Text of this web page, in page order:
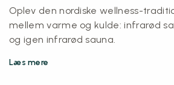
Oplev den nordiske wellness-
mellem varme og kulde: infrarød
og igen infrarød sauna.
Læs mere